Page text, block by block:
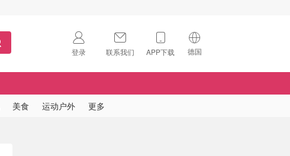
登录 联系我们 APP下载 德国
🇺🇸
美食 运动户外 更多